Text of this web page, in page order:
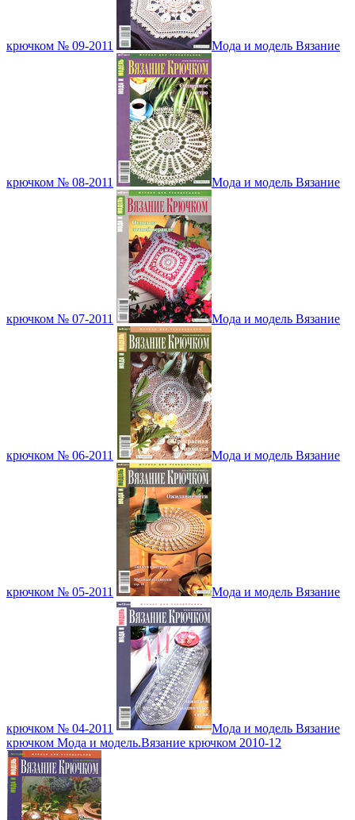
крючком № 09-2011 Мода и модель Вязание
крючком № 08-2011 Мода и модель Вязание
крючком № 07-2011 Мода и модель Вязание
крючком № 06-2011 Мода и модель Вязание
крючком № 05-2011 Мода и модель Вязание
крючком № 04-2011
Мода и модель Вязание
крючком Мода и модель.Вязание крючком 2010-12